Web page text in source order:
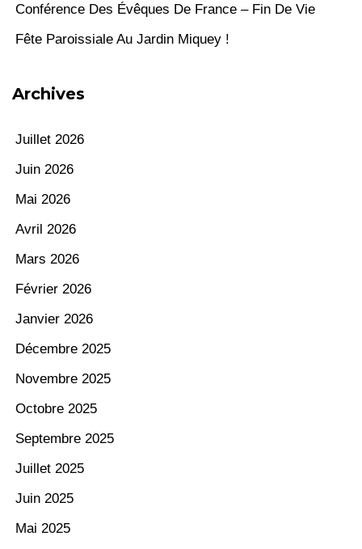
Conférence Des Évêques De France – Fin De Vie
Fête Paroissiale Au Jardin Miquey !
Archives
Juillet 2026
Juin 2026
Mai 2026
Avril 2026
Mars 2026
Février 2026
Janvier 2026
Décembre 2025
Novembre 2025
Octobre 2025
Septembre 2025
Juillet 2025
Juin 2025
Mai 2025